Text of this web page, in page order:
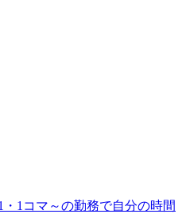
1コマ～の勤務で自分の時間